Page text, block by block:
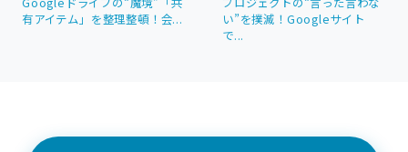
有アイテム」を整理整頓！会...
い”を撲滅！Googleサイト
で...